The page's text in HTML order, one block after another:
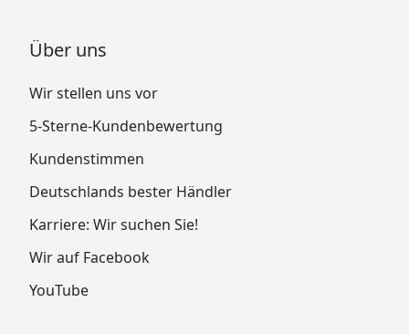
Über uns
Wir stellen uns vor
5-Sterne-Kundenbewertung
Kundenstimmen
Deutschlands bester Händler
Karriere: Wir suchen Sie!
Wir auf Facebook
YouTube